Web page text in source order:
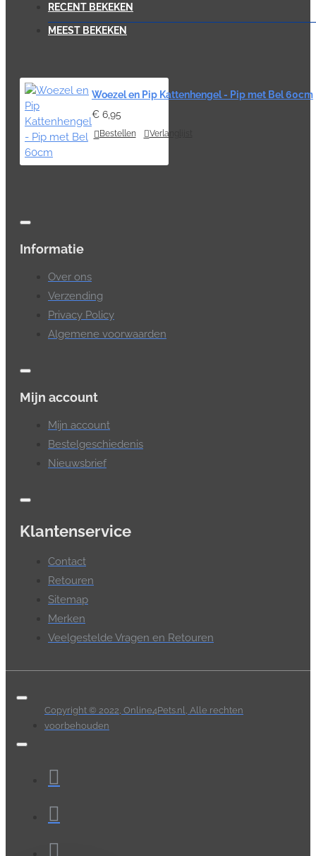
RECENT BEKEKEN
MEEST BEKEKEN
Woezel en Pip Kattenhengel - Pip met Bel 60cm
€ 6,95
Bestellen Verlanglijst
Informatie
Over ons
Verzending
Privacy Policy
Algemene voorwaarden
Mijn account
Mijn account
Bestelgeschiedenis
Nieuwsbrief
Klantenservice
Contact
Retouren
Sitemap
Merken
Veelgestelde Vragen en Retouren
Copyright © 2022, Online4Pets.nl, Alle rechten
voorbehouden